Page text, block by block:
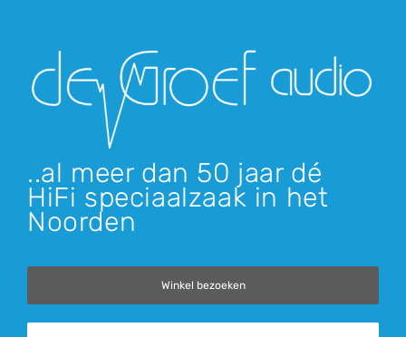
..al meer dan 50 jaar dé
HiFi speciaalzaak in het
Noorden
Winkel bezoeken